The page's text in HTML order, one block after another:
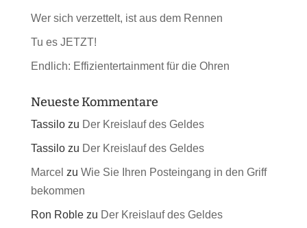
Wer sich verzettelt, ist aus dem Rennen
Tu es JETZT!
Endlich: Effizientertainment für die Ohren
Neueste Kommentare
Tassilozu Der Kreislauf des Geldes
Tassilozu Der Kreislauf des Geldes
Marcel zu Wie Sie Ihren Posteingang in den Griff
bekommen
Ron Roblezu Der Kreislauf des Geldes